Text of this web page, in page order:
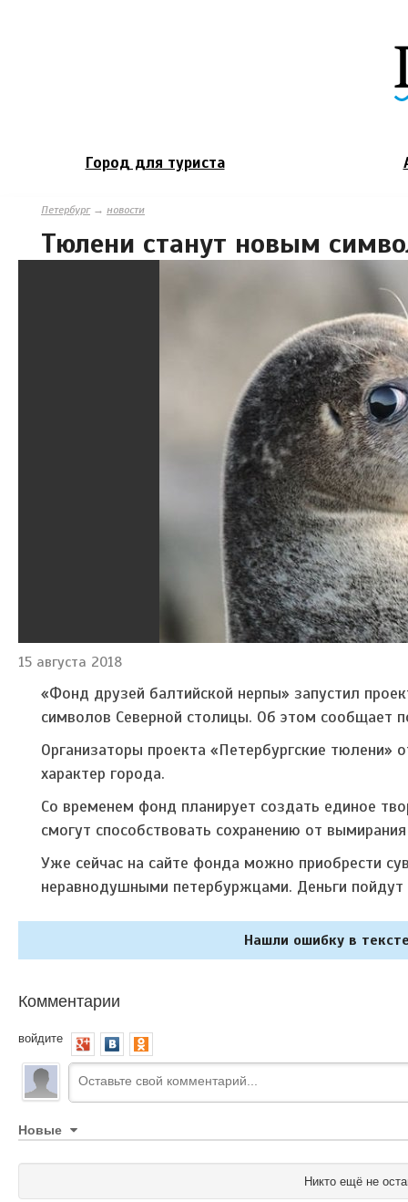
Город для туриста
Петербург→ новости
Тюлени станут новым
15 августа 2018
«Фонд друзей балтийской нерпы» запустил
символов Северной столицы. Об этом сообщает
Организаторы проекта «Петербургские
характер города.
Со временем фонд планирует создать единое
смогут способствовать сохранению от
Уже сейчас на сайте фонда можно приобрести
неравнодушными петербуржцами. Деньги
Нашли ошибку в
Комментарии
войдите
Новые
Никто ещё не